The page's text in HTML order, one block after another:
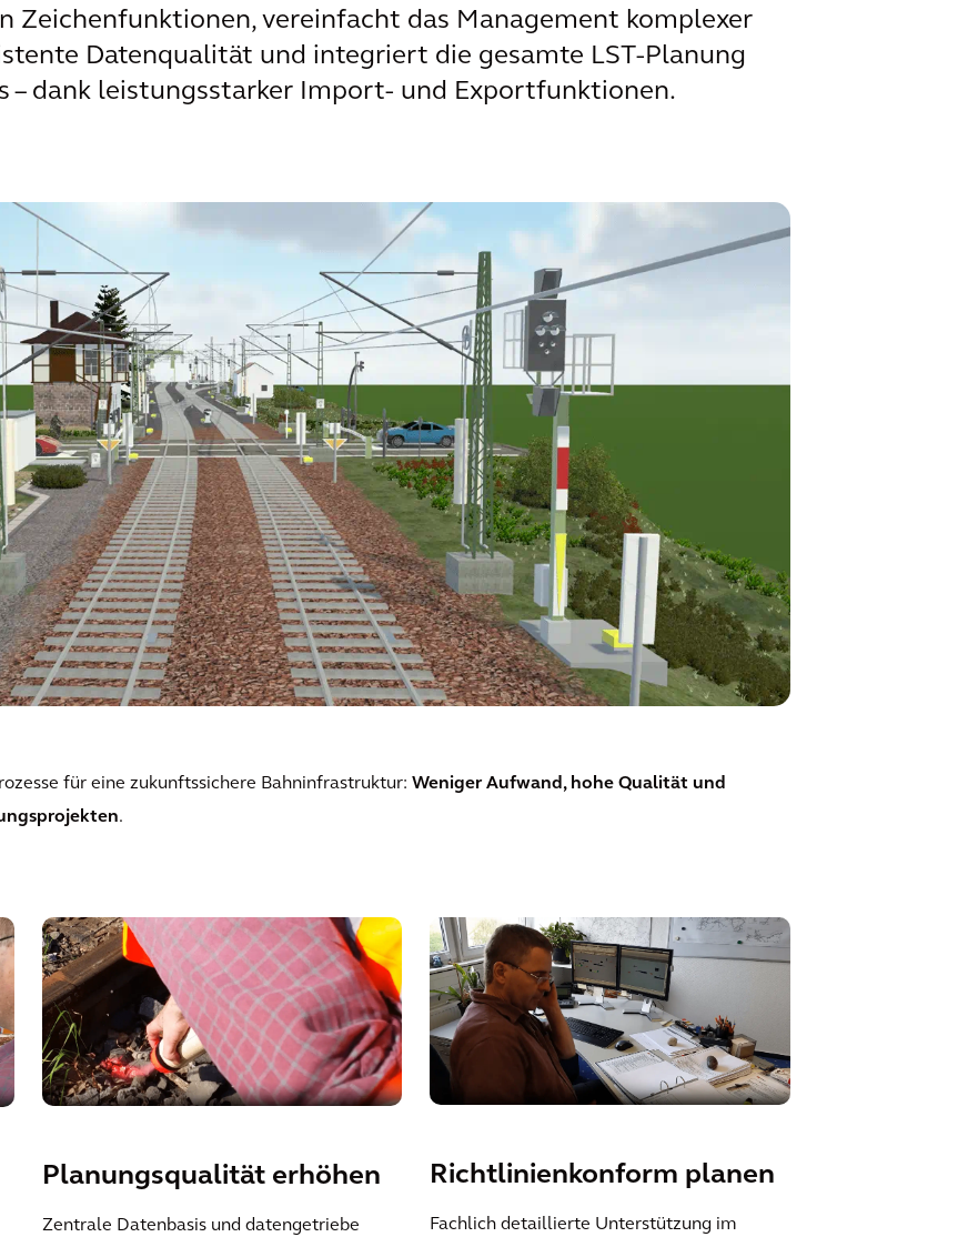
Zeichenfunktionen, vereinfacht das Management komplexer
Datenqualität und integriert die gesamte LST‑Planung
dank leistungsstarker Import‑ und Exportfunktionen.
für eine zukunftssichere Bahninfrastruktur: Weniger Aufwand, hohe Qualität und
.
Planungsqualität erhöhen
Zentrale Datenbasis und datengetriebe
Richtlinienkonform planen
Fachlich detaillierte Unterstützung im